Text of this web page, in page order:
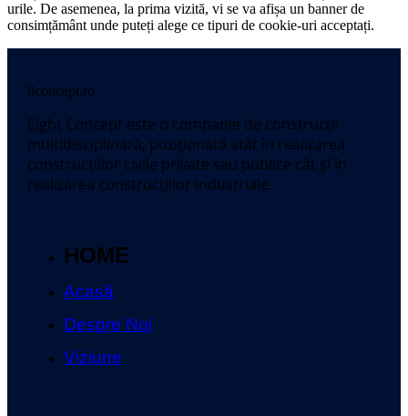
urile. De asemenea, la prima vizită, vi se va afișa un banner de
consimțământ unde puteți alege ce tipuri de cookie-uri acceptați.
8concept.ro
Eight Concept este o companie de construcții
multidisciplinară, poziționată atât în realizarea
construcțiilor civile private sau publice cât și în
realizarea construcțiilor industriale.
HOME
Acasă
Despre Noi
Viziune